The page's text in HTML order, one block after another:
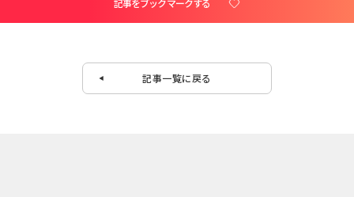
記事をブックマークする
記事一覧に戻る